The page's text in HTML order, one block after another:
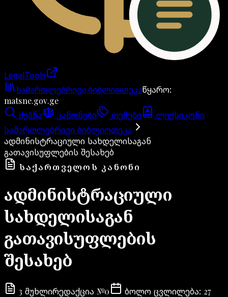
LegalTools
ანგარიში იტვირთება
სამართლებრივი ბიბლიოთეკაწყარო:
matsne.gov.ge
ძებნა კანონები თემები
ლექსიკონი
სამართლებრივი ბიბლიოთეკა
ადმინისტრაციული სახდელისაგან
გათავისუფლების შესახებ
ᲡᲐᲥᲐᲠᲗᲕᲔᲚᲝᲡ ᲙᲐᲜᲝᲜᲘ
ადმინისტრაციული
სახდელისაგან
გათავისუფლების
შესახებ
3 მუხლირედაქცია №0 ბოლო ცვლილება: 27